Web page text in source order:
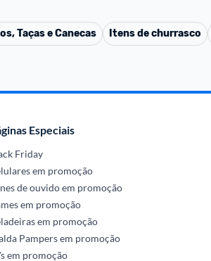
Taças e Canecas Itens de churrasco
Especiais
Friday
em promoção
de ouvido em promoção
em promoção
em promoção
Pampers em promoção
em promoção